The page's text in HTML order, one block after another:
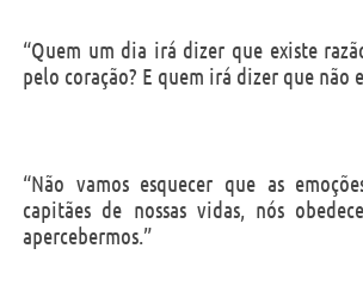
“Quem um dia irá dizer que existe
pelo coração? E quem irá dizer que não
“Não vamos esquecer que as
capitães de nossas vidas, nós
apercebermos.”